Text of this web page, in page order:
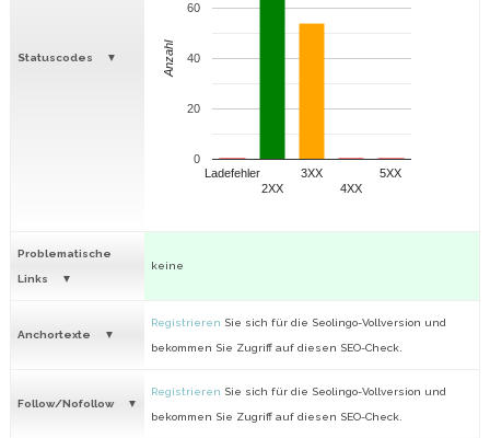
Statuscodes
Ladefehler
2XX
3XX
4XX
5XX
0
20
40
60
Anzahl
Problematische
Links
keine
Anchortexte
Registrieren Sie sich für die Seolingo-Vollversion und
bekommen Sie Zugriff auf diesen SEO-Check.
Follow/Nofollow
Registrieren Sie sich für die Seolingo-Vollversion und
bekommen Sie Zugriff auf diesen SEO-Check.